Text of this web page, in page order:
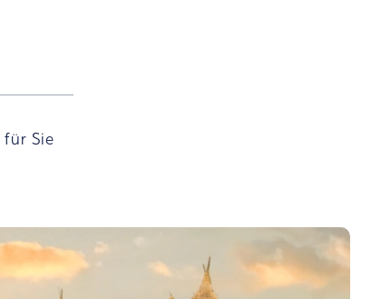
für Sie